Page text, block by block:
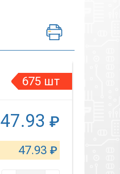
675 шт
47.93 ₽
47.93 ₽